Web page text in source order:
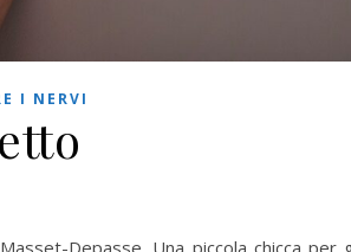
I NERVI
Depasse. Una piccola chicca per